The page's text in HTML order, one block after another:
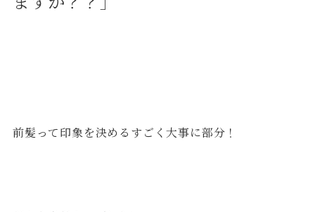
前髪って印象を決めるすごく大事に部分！